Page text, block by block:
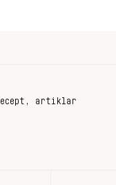
artiklar